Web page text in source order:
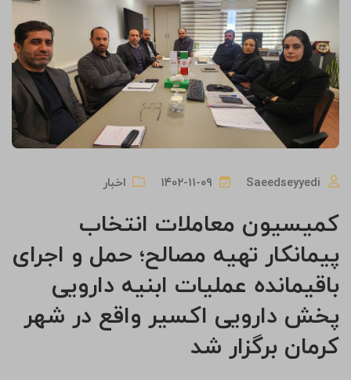
Saeedseyyedi ۱۴۰۲-۱۱-۰۹ اخبار
کمیسیون معاملات انتخاب
پیمانکار تهیه مصالح؛ حمل و اجرای
باقیمانده عملیات ابنیه دارویی
پخش دارویی اکسیر واقع در شهر
کرمان برگزار شد